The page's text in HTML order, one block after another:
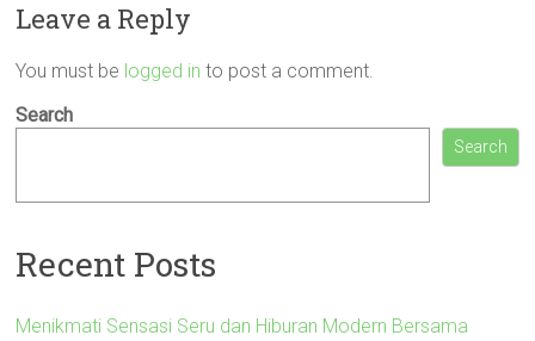
Leave a Reply
You must be logged in to post a comment.
Search
Search
Recent Posts
Menikmati Sensasi Seru dan Hiburan Modern Bersama